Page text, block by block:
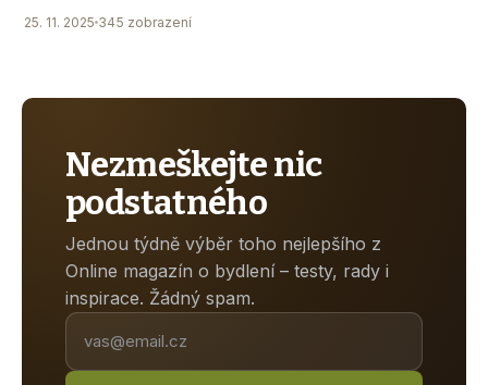
25. 11. 2025 345 zobrazení
Nezmeškejte nic
podstatného
Jednou týdně výběr toho nejlepšího z
Online magazín o bydlení – testy, rady i
inspirace. Žádný spam.